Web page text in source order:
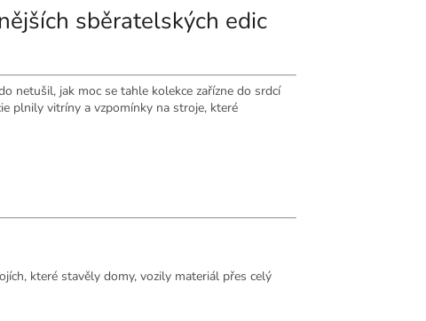
sběratelských edic
netušil, jak moc se tahle kolekce zařízne do srdcí
plnily vitríny a vzpomínky na stroje, které
které stavěly domy, vozily materiál přes celý